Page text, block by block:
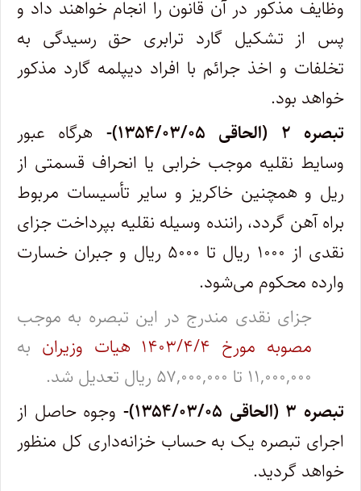
وظایف مذکور در آن قانون را انجام خواهند داد و
پس از تشکیل گارد ترابری حق رسیدگی به
تخلفات و اخذ جرائم با افراد دیپلمه گارد مذکور
خواهد بود. ‌
تبصره ۲ (الحاقی ۱۳۵۴/۰۳/۰۵)-
هرگاه عبور
وسایط نقلیه موجب خرابی یا انحراف قسمتی از
ریل و همچنین خاکریز و سایر تأسیسات مربوط
براه آهن گردد، راننده وسیله نقلیه بپرداخت جزای
نقدی از ۱۰۰۰ ریال تا ۵۰۰۰ ریال و جبران خسارت
وارده محکوم می‌شود.
جزای نقدی مندرج در این تبصره به موجب
مصوبه مورخ ۱۴۰۳/۴/۴ هیات وزیران
به
۱۱,۰۰۰,۰۰۰ تا ۵۷,۰۰۰,۰۰۰ ریال تعدیل شد.
‌تبصره ۳ (الحاقی ۱۳۵۴/۰۳/۰۵)-
وجوه حاصل از
اجرای تبصره یک به حساب خزانه‌داری کل منظور
خواهد گردید.